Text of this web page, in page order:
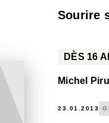
Sourire
DÈS 16
Michel
23.01.2013